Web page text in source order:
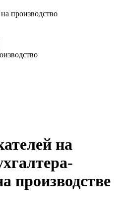
производство
на
производстве